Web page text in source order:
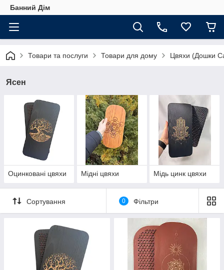
Банний Дім
Товари та послуги Товари для дому Цвяхи (Дошки
Ясен
Оцинковані цвяхи Мідні цвяхи Мідь цинк цвяхи
Сортування 0 Фільтри